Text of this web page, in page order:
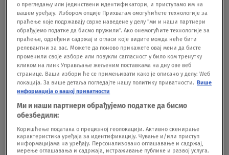
Kao dečak izdržavao porodicu i krao ugalj,
a onda postao velika filmska zvezda:
Neverovatna životna priča čuvenog Bore
Todorovića
SHOWBIZ08.07.
Od gladi i siromaštva do braka sa
predsednikom: Naša legendarna glumica
imala neverovatan život
12.04.
о прегледању или јединствени идентификатори, и приступамо им на
вашем уређају. Избором опције Прихватам омогућићете технологије за
праћење које подржавају сврхе наведене у делу "ми и наши партнери
обрађујемо податке да бисмо пружили". Ако онемогућите технологије за
праћење, одређени садржај и огласи које видите можда неће бити
релевантни за вас. Можете да поново прикажете овај мени да бисте
променили своје изборе или повукли сагласност у било ком тренутку
кликом на линк Управљање жељеним поставкама на дну ове веб
странице. Ваши избори ће се примењивати како је описано у делу: Wеб
локација. За више детаља погледајте нашу политику приватности. Више
информација о вашој приватности
Ми и наши партнери обрађујемо податке да бисмо
обезбедили:
Коришћење података о прецизној геолокацији. Активно скенирање
карактеристика уређаја за идентификацију. Чување и/или приступ
информацијама на уређају. Персонализовано оглашавање и садржај,
мерење оглашавања и садржаја, истраживање публике и развој услуга.